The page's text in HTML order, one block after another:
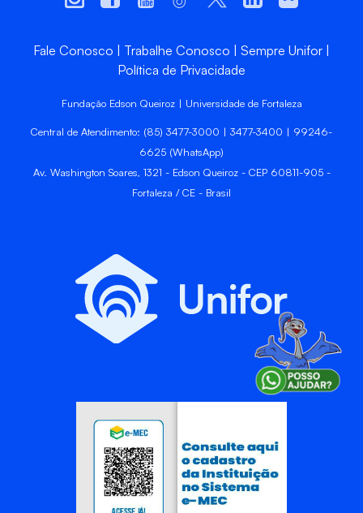
Fale Conosco Trabalhe Conosco
Sempre Unifor
Política de Privacidade
Fundação Edson Queiroz | Universidade de Fortaleza
Central de Atendimento: (85) 3477-3000 | 3477-3400 | 99246-
6625 (WhatsApp)
Av. Washington Soares, 1321 - Edson Queiroz - CEP 60811-905 -
Fortaleza / CE - Brasil